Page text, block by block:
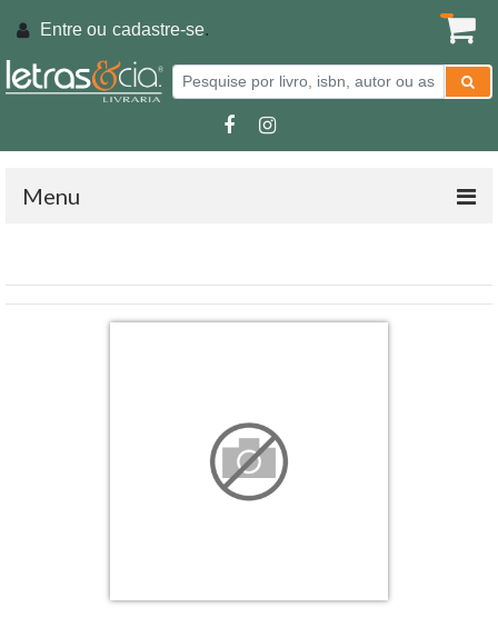
Entre ou cadastre-se.
Menu